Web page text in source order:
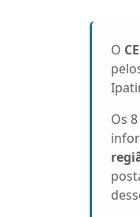
O
Os